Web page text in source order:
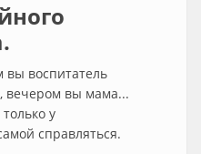
вы воспитатель
вечером вы мама...
у
справляться.